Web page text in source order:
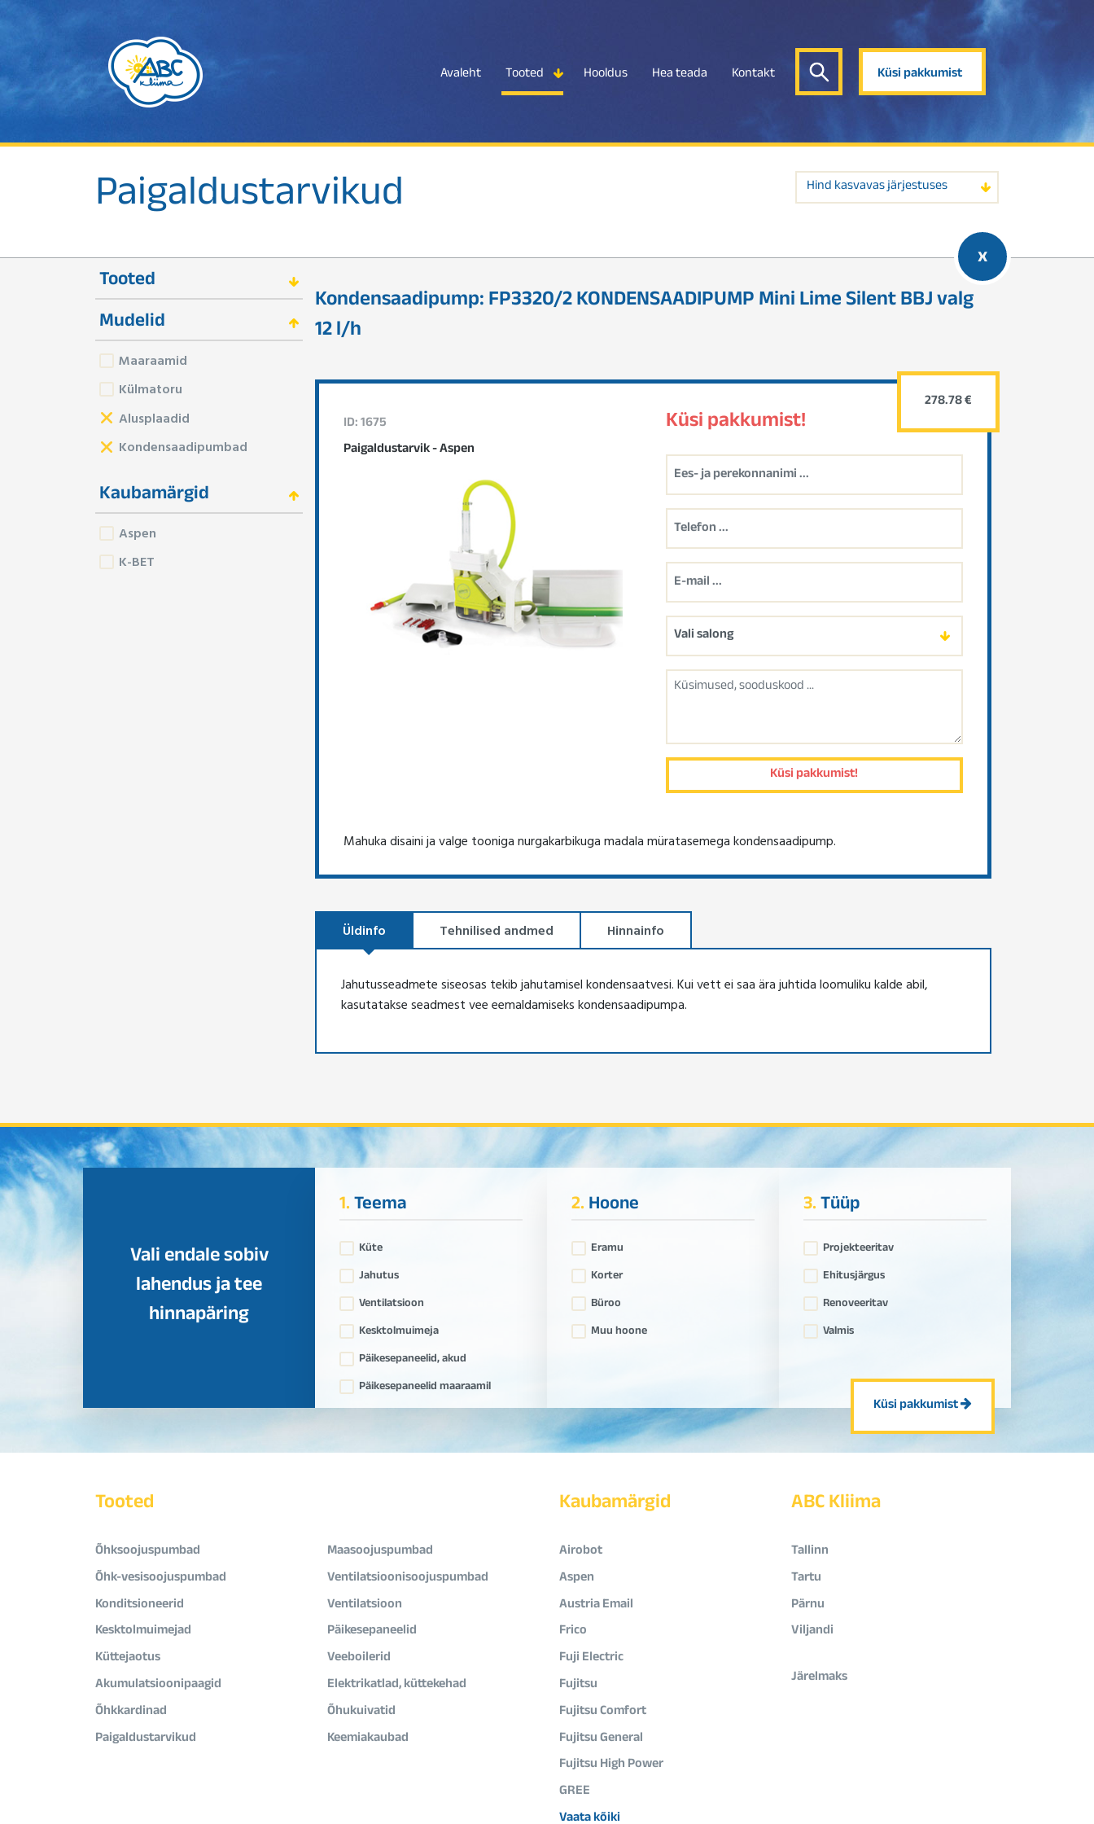
Avaleht Tooted Hooldus Hea teada Kontakt Küsi pakkumist
Paigaldustarvikud Hind kasvavas järjestuses
Tooted
Mudelid
Maaraamid
Külmatoru
Alusplaadid
Kondensaadipumbad
Kaubamärgid
Aspen
K-BET
Kondensaadipump: FP3320/2 KONDENSAADIPUMP Mini Lime Silent BBJ valg
12 l/h
x
ID: 1675
Paigaldustarvik - Aspen
Küsi pakkumist!
278.78 €
Mahuka disaini ja valge tooniga nurgakarbikuga madala müratasemega kondensaadipump.
Üldinfo Tehnilised andmed Hinnainfo
Jahutusseadmete siseosas tekib jahutamisel kondensaatvesi. Kui vett ei saa ära juhtida loomuliku kalde abil,
kasutatakse seadmest vee eemaldamiseks kondensaadipumpa.
Vali endale sobiv
lahendus ja tee
hinnapäring
1.Teema
Küte
Jahutus
Ventilatsioon
Kesktolmuimeja
Päikesepaneelid, akud
Päikesepaneelid maaraamil
2.Hoone
Eramu
Korter
Büroo
Muu hoone
3.Tüüp
Projekteeritav
Ehitusjärgus
Renoveeritav
Valmis
Küsi pakkumist
Tooted
Õhksoojuspumbad
Maasoojuspumbad
Õhk-vesisoojuspumbad
Ventilatsioonisoojuspumbad
Konditsioneerid
Ventilatsioon
Kesktolmuimejad
Päikesepaneelid
Küttejaotus
Veeboilerid
Akumulatsioonipaagid
Elektrikatlad, küttekehad
Õhkkardinad
Õhukuivatid
Paigaldustarvikud
Keemiakaubad
Kaubamärgid
Airobot
Aspen
Austria Email
Frico
Fuji Electric
Fujitsu
Fujitsu Comfort
Fujitsu General
Fujitsu High Power
GREE
Vaata kõiki
ABC Kliima
Tallinn
Tartu
Pärnu
Viljandi
Järelmaks